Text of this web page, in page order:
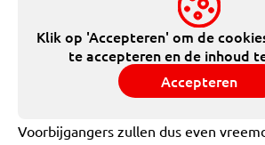
Klik op 'Accepteren' om de
te accepteren en de inhoud
Accepteren
Voorbijgangers zullen dus even